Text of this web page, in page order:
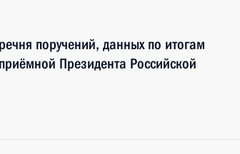
поручений, данных по итогам
Президента Российской